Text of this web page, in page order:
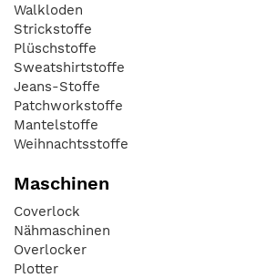
Walkloden
Strickstoffe
Plüschstoffe
Sweatshirtstoffe
Jeans-Stoffe
Patchworkstoffe
Mantelstoffe
Weihnachtsstoffe
Maschinen
Coverlock
Nähmaschinen
Overlocker
Plotter